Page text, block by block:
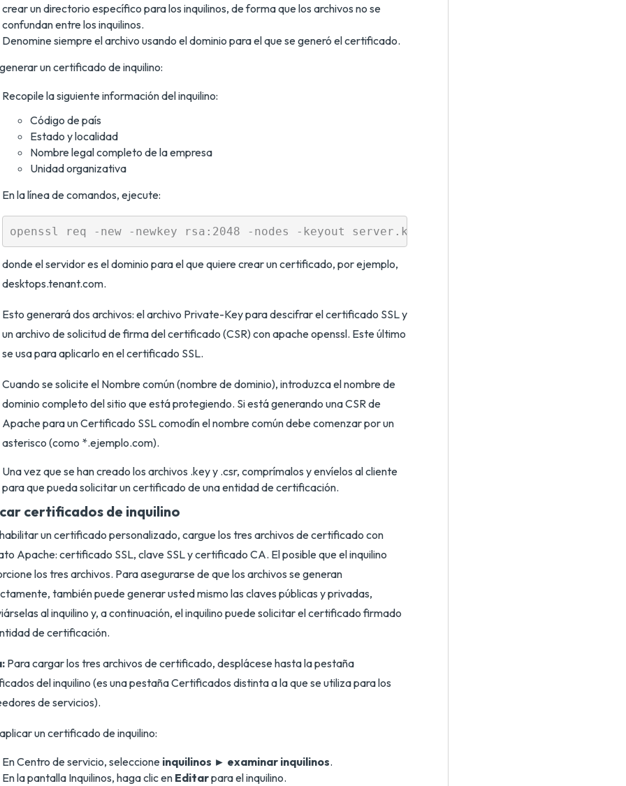
crear un directorio específico para los inquilinos, de forma que los archivos no se
confundan entre los inquilinos.
Denomine siempre el archivo usando el dominio para el que se generó el certificado.
un certificado de inquilino:
Recopile la siguiente información del inquilino:
Código de país
Estado y localidad
Nombre legal completo de la empresa
Unidad organizativa
En la línea de comandos, ejecute:
donde el servidor es el dominio para el que quiere crear un certificado, por ejemplo,
desktops.tenant.com.
Esto generará dos archivos: el archivo Private-Key para descifrar el certificado SSL y
un archivo de solicitud de firma del certificado (CSR) con apache openssl. Este último
se usa para aplicarlo en el certificado SSL.
Cuando se solicite el Nombre común (nombre de dominio), introduzca el nombre de
dominio completo del sitio que está protegiendo. Si está generando una CSR de
Apache para un Certificado SSL comodín el nombre común debe comenzar por un
asterisco (como *.ejemplo.com).
Una vez que se han creado los archivos .key y .csr, comprímalos y envíelos al cliente
para que pueda solicitar un certificado de una entidad de certificación.
certificados de inquilino
un certificado personalizado, cargue los tres archivos de certificado con
Apache: certificado SSL, clave SSL y certificado CA. El posible que el inquilino
los tres archivos. Para asegurarse de que los archivos se generan
también puede generar usted mismo las claves públicas y privadas,
al inquilino y, a continuación, el inquilino puede solicitar el certificado firmado
de certificación.
Para cargar los tres archivos de certificado, desplácese hasta la pestaña
del inquilino (es una pestaña Certificados distinta a la que se utiliza para los
de servicios).
un certificado de inquilino:
En Centro de servicio, seleccione inquilinos ► examinar inquilinos.
En la pantalla Inquilinos, haga clic en Editarpara el inquilino.